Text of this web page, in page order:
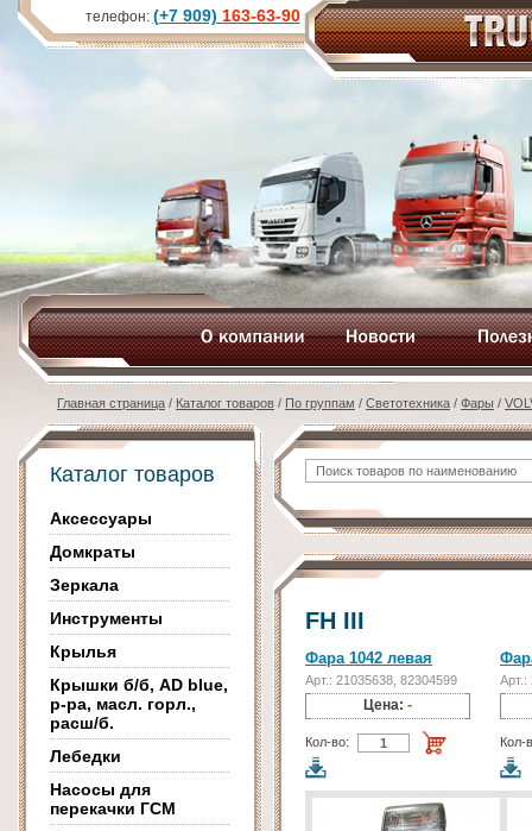
Главная страница / Каталог товаров / По группам / Светотехника / Фары /
Каталог товаров
Аксессуары
Домкраты
Зеркала
Инструменты
Крылья
Крышки б/б, AD blue,
р-ра, масл. горл.,
расш/б.
Лебедки
Насосы для
перекачки ГСМ
FH III
Фара 1042 левая
Арт.: 21035638, 82304599
Цена: -
Кол-во:
Арт.:
Кол-
телефон: (+7 909) 163-63-90